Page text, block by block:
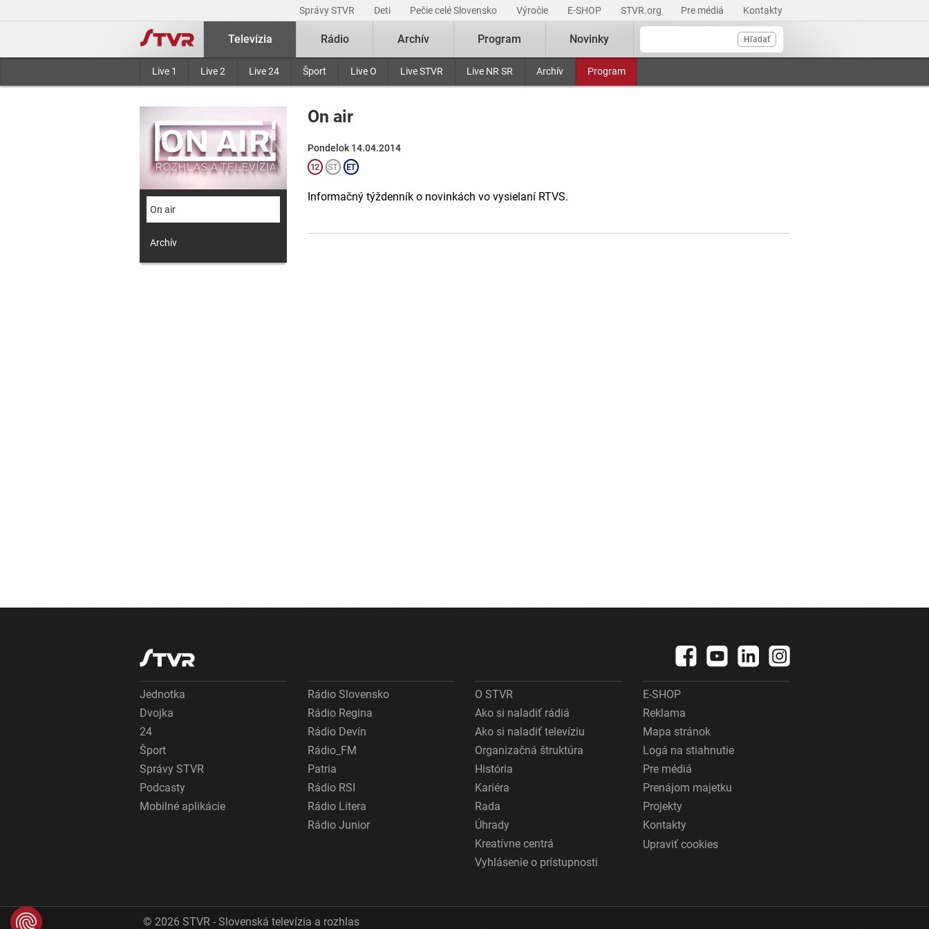
Správy STVR Deti Pečie celé Slovensko Výročie E-SHOP STVR.org Pre médiá Kontakty
Hľadať
Televízia
Live 1 Live 2 Live 24 Šport Live O Live STVR Live NR SR Archív Program
Rádio Archív Program Novinky
On air
Archív
On air
Pondelok 14.04.2014
Informačný týždenník o novinkách vo vysielaní RTVS.
Jednotka
Dvojka
24
Šport
Správy STVR
Podcasty
Mobilné aplikácie
Rádio Slovensko
Rádio Regina
Rádio Devín
Rádio_FM
Patria
Rádio RSI
Rádio Litera
Rádio Junior
O STVR
Ako si naladiť rádiá
Ako si naladiť televíziu
Organizačná štruktúra
História
Kariéra
Rada
Úhrady
Kreatívne centrá
Vyhlásenie o prístupnosti
E-SHOP
Reklama
Mapa stránok
Logá na stiahnutie
Pre médiá
Prenájom majetku
Projekty
Kontakty
Upraviť cookies
© 2026 STVR - Slovenská televízia a rozhlas